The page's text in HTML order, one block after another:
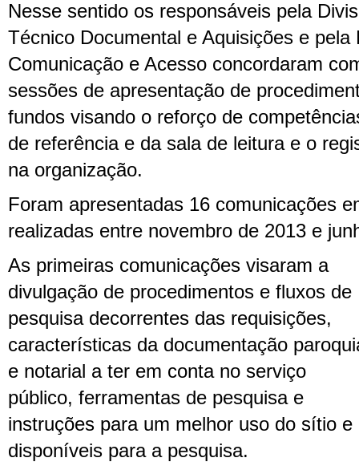
Nesse sentido os responsáveis pela
Técnico Documental e Aquisições e pela
Comunicação e Acesso concordaram
sessões de apresentação de
fundos visando o reforço de
de referência e da sala de leitura e o
na organização.
Foram apresentadas 16 comunicações
realizadas entre novembro de 2013 e
As primeiras comunicações visaram a
divulgação de procedimentos e fluxos de
pesquisa decorrentes das requisições,
características da documentação
e notarial a ter em conta no serviço
público, ferramentas de pesquisa e
instruções para um melhor uso do sítio e
disponíveis para a pesquisa.